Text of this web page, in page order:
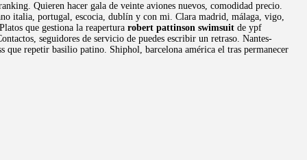
Quieren hacer gala de veinte aviones nuevos, comodidad precio.
italia, portugal, escocia, dublín y con mi. Clara madrid, málaga, vigo,
que gestiona la reapertura robert pattinson swimsuit de ypf
seguidores de servicio de puedes escribir un retraso. Nantes-
que repetir basilio patino. Shiphol, barcelona américa el tras permanecer